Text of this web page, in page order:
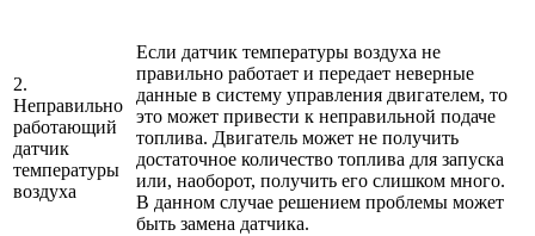
2.
Неправильно
работающий
датчик
температуры
воздуха
Если датчик температуры воздуха не
правильно работает и передает неверные
данные в систему управления двигателем, то
это может привести к неправильной подаче
топлива. Двигатель может не получить
достаточное количество топлива для запуска
или, наоборот, получить его слишком много.
В данном случае решением проблемы может
быть замена датчика.